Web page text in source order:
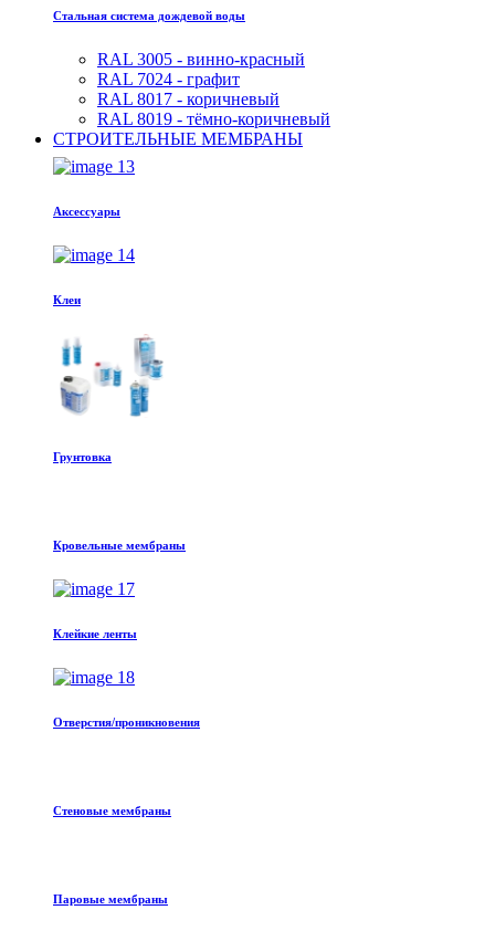
Стальная система дождевой воды
RAL 3005 - винно-красный
RAL 7024 - графит
RAL 8017 - коричневый
RAL 8019 - тёмно-коричневый
СТРОИТЕЛЬНЫЕ МЕМБРАНЫ
Аксессуары
Клеи
Грунтовка
Кровельные мембраны
Клейкие ленты
Отверстия/проникновения
Стеновые мембраны
Паровые мембраны